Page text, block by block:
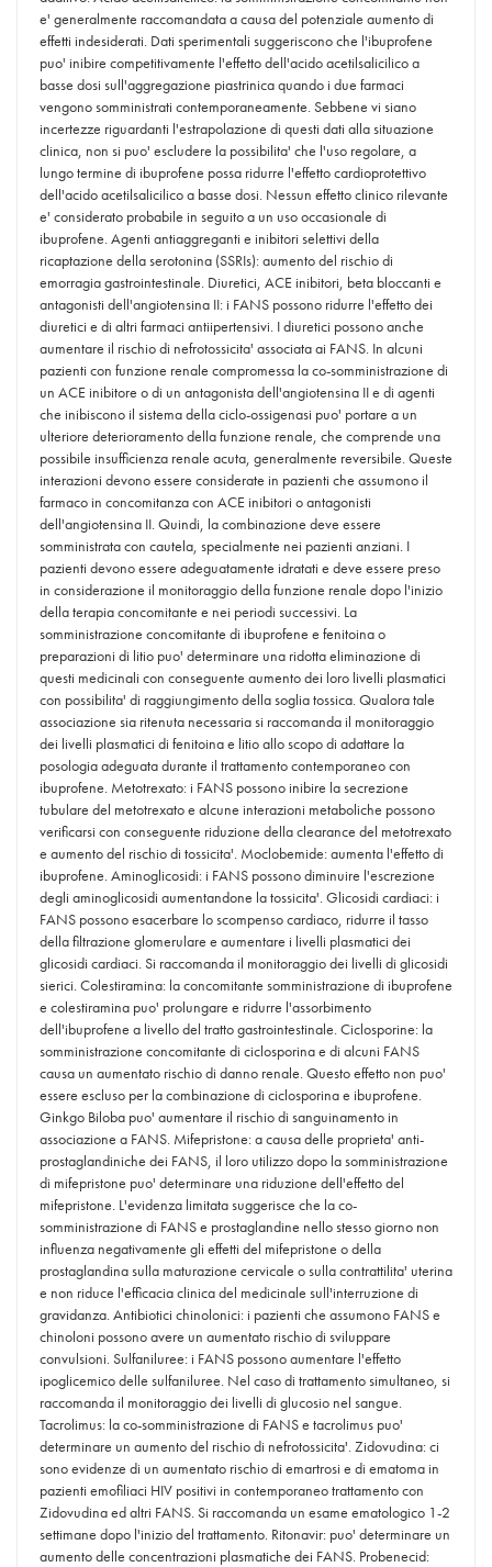
e' generalmente raccomandata a causa del potenziale aumento di
effetti indesiderati. Dati sperimentali suggeriscono che l'ibuprofene
puo' inibire competitivamente l'effetto dell'acido acetilsalicilico a
basse dosi sull'aggregazione piastrinica quando i due farmaci
vengono somministrati contemporaneamente. Sebbene vi siano
incertezze riguardanti l'estrapolazione di questi dati alla situazione
clinica, non si puo' escludere la possibilita' che l'uso regolare, a
lungo termine di ibuprofene possa ridurre l'effetto cardioprotettivo
dell'acido acetilsalicilico a basse dosi. Nessun effetto clinico rilevante
e' considerato probabile in seguito a un uso occasionale di
ibuprofene. Agenti antiaggreganti e inibitori selettivi della
ricaptazione della serotonina (SSRIs): aumento del rischio di
emorragia gastrointestinale. Diuretici, ACE inibitori, beta bloccanti e
antagonisti dell'angiotensina II: i FANS possono ridurre l'effetto dei
diuretici e di altri farmaci antiipertensivi. I diuretici possono anche
aumentare il rischio di nefrotossicita' associata ai FANS. In alcuni
pazienti con funzione renale compromessa la co-somministrazione di
un ACE inibitore o di un antagonista dell'angiotensina II e di agenti
che inibiscono il sistema della ciclo-ossigenasi puo' portare a un
ulteriore deterioramento della funzione renale, che comprende una
possibile insufficienza renale acuta, generalmente reversibile. Queste
interazioni devono essere considerate in pazienti che assumono il
farmaco in concomitanza con ACE inibitori o antagonisti
dell'angiotensina II. Quindi, la combinazione deve essere
somministrata con cautela, specialmente nei pazienti anziani. I
pazienti devono essere adeguatamente idratati e deve essere preso
in considerazione il monitoraggio della funzione renale dopo l'inizio
della terapia concomitante e nei periodi successivi. La
somministrazione concomitante di ibuprofene e fenitoina o
preparazioni di litio puo' determinare una ridotta eliminazione di
questi medicinali con conseguente aumento dei loro livelli plasmatici
con possibilita' di raggiungimento della soglia tossica. Qualora tale
associazione sia ritenuta necessaria si raccomanda il monitoraggio
dei livelli plasmatici di fenitoina e litio allo scopo di adattare la
posologia adeguata durante il trattamento contemporaneo con
ibuprofene. Metotrexato: i FANS possono inibire la secrezione
tubulare del metotrexato e alcune interazioni metaboliche possono
verificarsi con conseguente riduzione della clearance del metotrexato
e aumento del rischio di tossicita'. Moclobemide: aumenta l'effetto di
ibuprofene. Aminoglicosidi: i FANS possono diminuire l'escrezione
degli aminoglicosidi aumentandone la tossicita'. Glicosidi cardiaci: i
FANS possono esacerbare lo scompenso cardiaco, ridurre il tasso
della filtrazione glomerulare e aumentare i livelli plasmatici dei
glicosidi cardiaci. Si raccomanda il monitoraggio dei livelli di glicosidi
sierici. Colestiramina: la concomitante somministrazione di ibuprofene
e colestiramina puo' prolungare e ridurre l'assorbimento
dell'ibuprofene a livello del tratto gastrointestinale. Ciclosporine: la
somministrazione concomitante di ciclosporina e di alcuni FANS
causa un aumentato rischio di danno renale. Questo effetto non puo'
essere escluso per la combinazione di ciclosporina e ibuprofene.
Ginkgo Biloba puo' aumentare il rischio di sanguinamento in
associazione a FANS. Mifepristone: a causa delle proprieta' anti-
prostaglandiniche dei FANS, il loro utilizzo dopo la somministrazione
di mifepristone puo' determinare una riduzione dell'effetto del
mifepristone. L'evidenza limitata suggerisce che la co-
somministrazione di FANS e prostaglandine nello stesso giorno non
influenza negativamente gli effetti del mifepristone o della
prostaglandina sulla maturazione cervicale o sulla contrattilita' uterina
e non riduce l'efficacia clinica del medicinale sull'interruzione di
gravidanza. Antibiotici chinolonici: i pazienti che assumono FANS e
chinoloni possono avere un aumentato rischio di sviluppare
convulsioni. Sulfaniluree: i FANS possono aumentare l'effetto
ipoglicemico delle sulfaniluree. Nel caso di trattamento simultaneo, si
raccomanda il monitoraggio dei livelli di glucosio nel sangue.
Tacrolimus: la co-somministrazione di FANS e tacrolimus puo'
determinare un aumento del rischio di nefrotossicita'. Zidovudina: ci
sono evidenze di un aumentato rischio di emartrosi e di ematoma in
pazienti emofiliaci HIV positivi in contemporaneo trattamento con
Zidovudina ed altri FANS. Si raccomanda un esame ematologico 1-2
settimane dopo l'inizio del trattamento. Ritonavir: puo' determinare un
aumento delle concentrazioni plasmatiche dei FANS. Probenecid: